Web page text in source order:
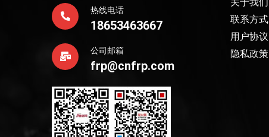
热线电话
18653463667
公司邮箱
frp@cnfrp.com
联系方式
用户协议
隐私政策